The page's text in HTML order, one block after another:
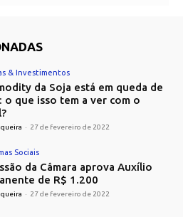
& Investimentos
da Soja está em queda de
o que isso tem a ver com o
- 27 de fevereiro de 2022
Sociais
da Câmara aprova Auxílio
de R$ 1.200
- 27 de fevereiro de 2022